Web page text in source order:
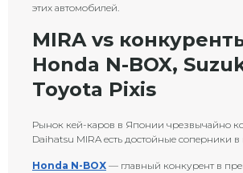
этих автомобилей.
MIRA vs
Honda N-BOX,
Toyota Pixis
Рынок кей-каров в Японии чрезвычайно
Daihatsu MIRA есть достойные соперники в
Honda N-BOX — главный конкурент в